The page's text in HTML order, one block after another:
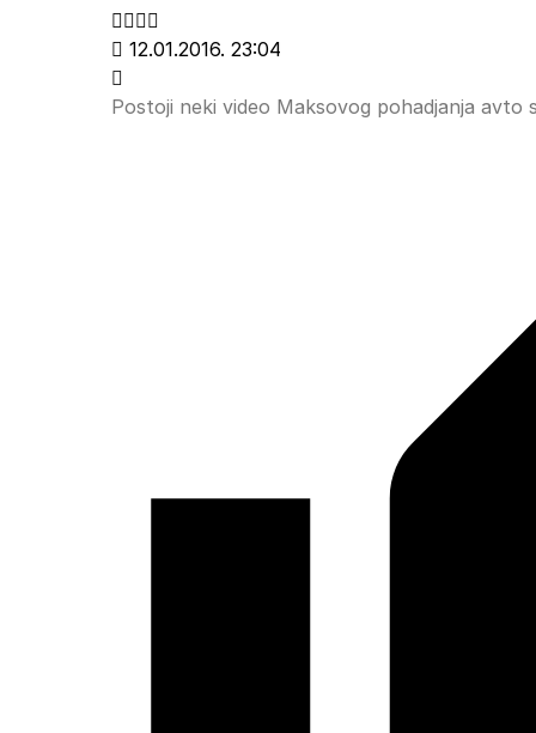
12.01.2016. 23:04
Postoji neki video Maksovog pohadjanja avto